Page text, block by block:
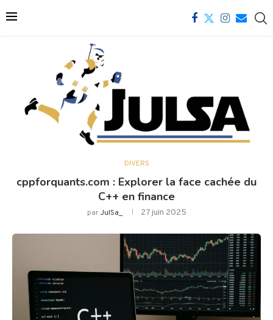
DIVERS
cppforquants.com : Explorer la face cachée du
C++ en finance
parJulSa_ 27 juin 2025